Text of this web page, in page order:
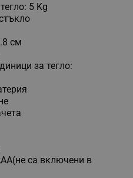
5 Kg
см
за тегло:
са включени в